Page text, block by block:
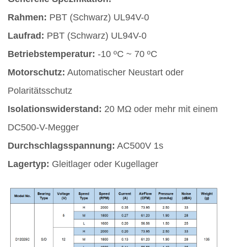
Rahmen: PBT (Schwarz) UL94V-0
Laufrad: PBT (Schwarz) UL94V-0
Betriebstemperatur: -10 ºC ~ 70 ºC
Motorschutz: Automatischer Neustart oder
Polaritätsschutz
Isolationswiderstand: 20 MΩ oder mehr mit einem
DC500-V-Megger
Durchschlagsspannung: AC500V 1s
Lagertyp: Gleitlager oder Kugellager